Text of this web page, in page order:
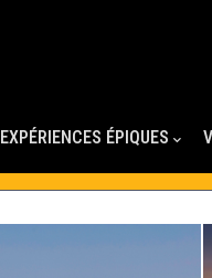
EXPÉRIENCES ÉPIQUES